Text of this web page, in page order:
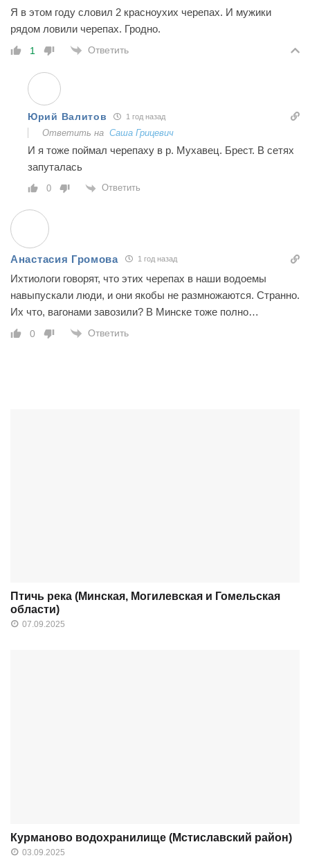
Я в этом году словил 2 красноухих черепах. И мужики
рядом ловили черепах. Гродно.
1 Ответить
Юрий Валитов 1 год назад
Ответить на Саша Грицевич
И я тоже поймал черепаху в р. Мухавец. Брест. В сетях
запуталась
0 Ответить
Анастасия Громова 1 год назад
Ихтиологи говорят, что этих черепах в наши водоемы
навыпускали люди, и они якобы не размножаются. Странно.
Их что, вагонами завозили? В Минске тоже полно…
0 Ответить
Птичь река (Минская, Могилевская и Гомельская
области)
07.09.2025
Курманово водохранилище (Мстиславский район)
03.09.2025